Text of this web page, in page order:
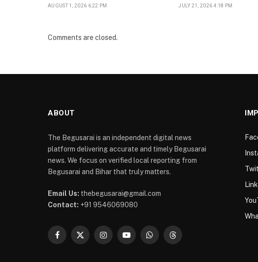
AUGUST 1, 2026 6:22 PM JULY 21, 2026 4:18 PM
Comments are closed.
ABOUT
The Begusarai is an independent digital news
platform delivering accurate and timely Begusarai
news. We focus on verified local reporting from
Begusarai and Bihar that truly matters.
Email Us: thebegusarai@gmail.com
Contact: +91 9546069080
Facebook
X
InstagramYouTubeWhatsAppThreads